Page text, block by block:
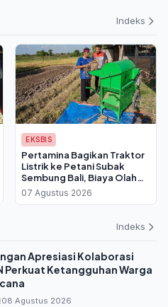
Indeks
EKSBIS
Pertamina Bagikan Traktor
Listrik ke Petani Subak
Sembung Bali, Biaya Olah
Lahan Dipangkas Drastis
07 Agustus 2026
Indeks
Apresiasi Kolaborasi
Perkuat Ketangguhan Warga
08 Agustus 2026